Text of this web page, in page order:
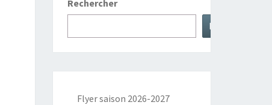
Rechercher
Rechercher
Flyer saison 2026-2027